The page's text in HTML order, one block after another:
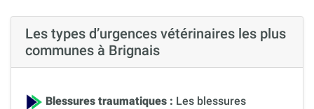
Les types d’urgences vétérinaires les plus
communes à Brignais
Blessures traumatiques : Les blessures